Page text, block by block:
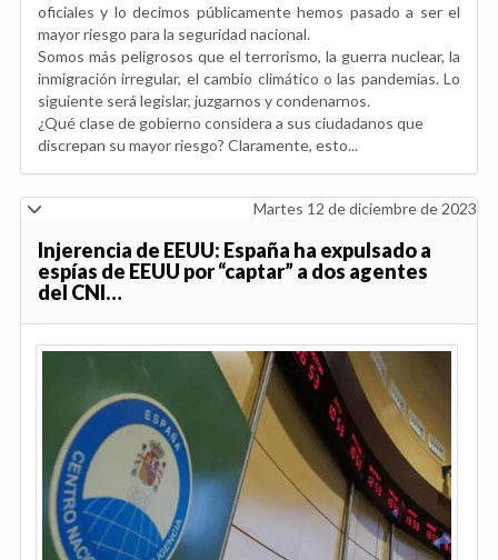
oficiales y lo decimos públicamente hemos pasado a ser el
mayor riesgo para la seguridad nacional.
Somos más peligrosos que el terrorismo, la guerra nuclear, la
inmigración irregular, el cambio climático o las pandemias. Lo
siguiente será legislar, juzgarnos y condenarnos.
¿Qué clase de gobierno considera a sus ciudadanos que
discrepan su mayor riesgo? Claramente, esto...
Martes 12 de diciembre de 2023
Injerencia de EEUU: España ha expulsado a
espías de EEUU por “captar” a dos agentes
del CNI…